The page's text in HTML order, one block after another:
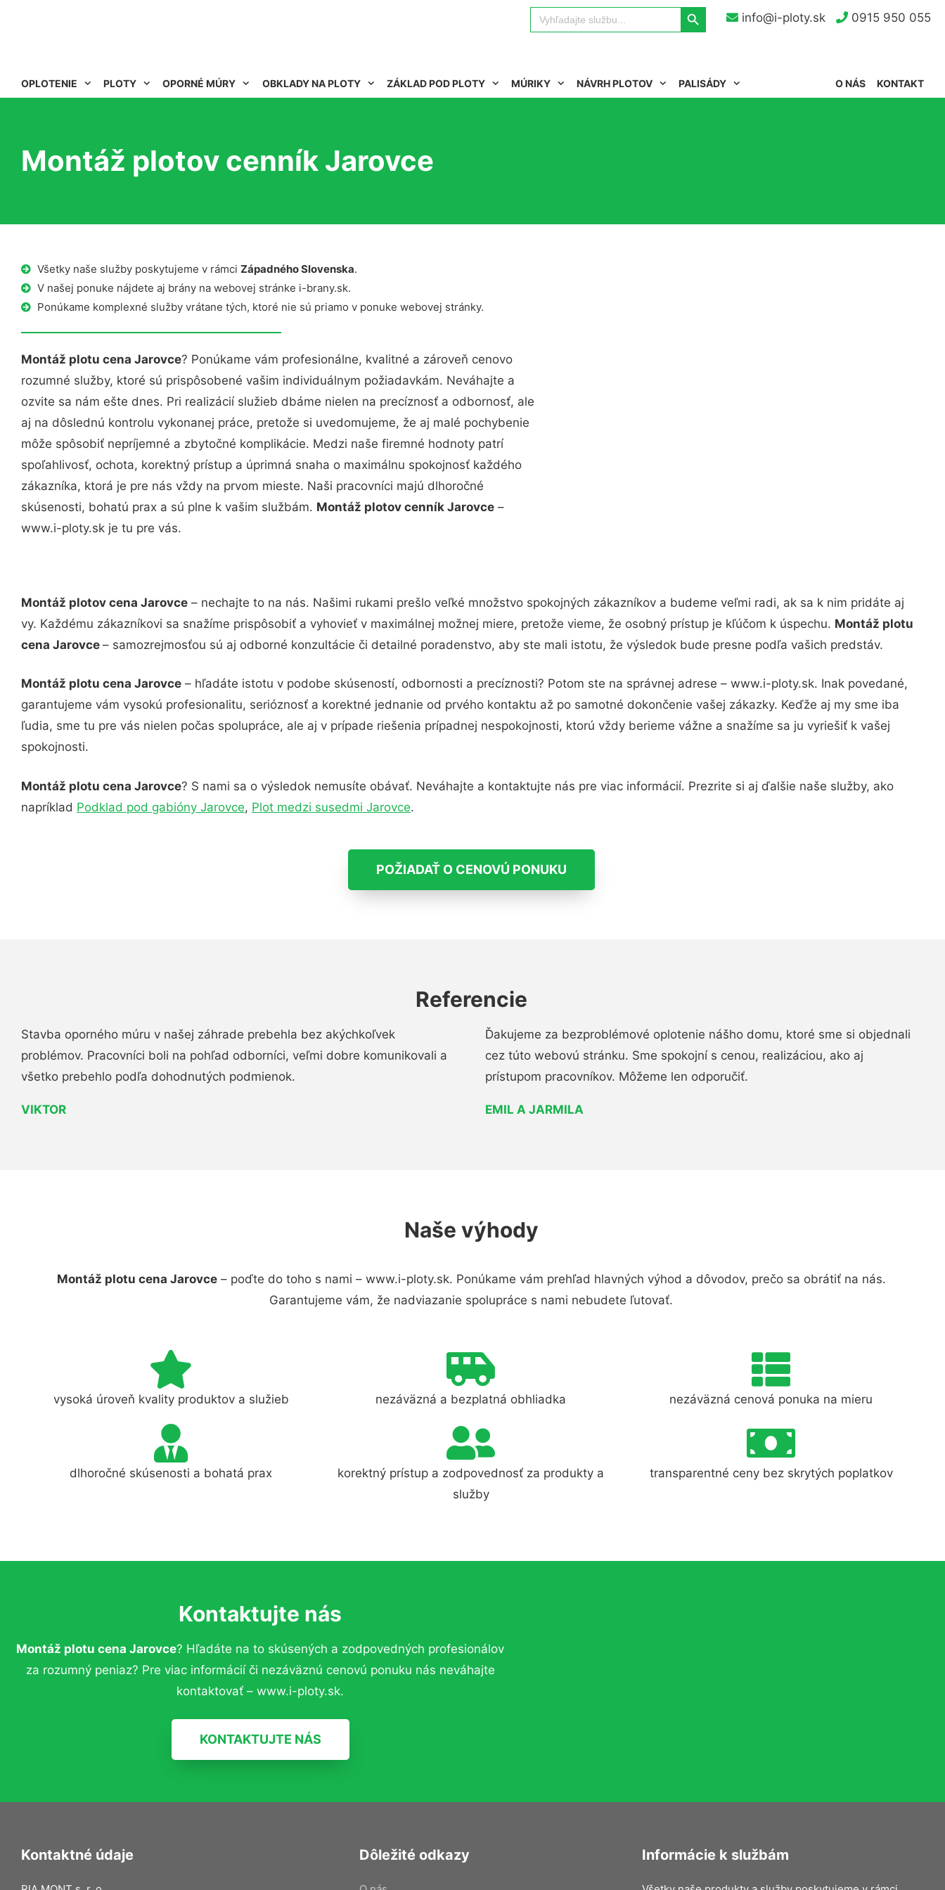
info@i-ploty.sk 0915 950 055
Search
for:
Search Button
OPLOTENIE PLOTY OPORNÉ MÚRY OBKLADY NA PLOTY ZÁKLAD POD PLOTY MÚRIKY NÁVRH PLOTOV PALISÁDY KONTAKT
O NÁS
Montáž plotov cenník Jarovce
Všetky naše služby poskytujeme v rámci Západného Slovenska.
V našej ponuke nájdete aj brány na webovej stránke i-brany.sk.
Ponúkame komplexné služby vrátane tých, ktoré nie sú priamo v ponuke webovej stránky.
Montáž plotu cena Jarovce? Ponúkame vám profesionálne, kvalitné a zároveň cenovo
rozumné služby, ktoré sú prispôsobené vašim individuálnym požiadavkám. Neváhajte a
ozvite sa nám ešte dnes. Pri realizácií služieb dbáme nielen na precíznosť a odbornosť, ale
aj na dôslednú kontrolu vykonanej práce, pretože si uvedomujeme, že aj malé pochybenie
môže spôsobiť nepríjemné a zbytočné komplikácie. Medzi naše firemné hodnoty patrí
spoľahlivosť, ochota, korektný prístup a úprimná snaha o maximálnu spokojnosť každého
zákazníka, ktorá je pre nás vždy na prvom mieste. Naši pracovníci majú dlhoročné
skúsenosti, bohatú prax a sú plne k vašim službám. Montáž plotov cenník Jarovce –
www.i-ploty.sk je tu pre vás.
Montáž plotov cena Jarovce – nechajte to na nás. Našimi rukami prešlo veľké množstvo spokojných zákazníkov a budeme veľmi radi, ak sa k nim pridáte aj
vy. Každému zákazníkovi sa snažíme prispôsobiť a vyhovieť v maximálnej možnej miere, pretože vieme, že osobný prístup je kľúčom k úspechu. Montáž plotu
cena Jarovce – samozrejmosťou sú aj odborné konzultácie či detailné poradenstvo, aby ste mali istotu, že výsledok bude presne podľa vašich predstáv.
Montáž plotu cena Jarovce – hľadáte istotu v podobe skúseností, odbornosti a precíznosti? Potom ste na správnej adrese – www.i-ploty.sk. Inak povedané,
garantujeme vám vysokú profesionalitu, serióznosť a korektné jednanie od prvého kontaktu až po samotné dokončenie vašej zákazky. Keďže aj my sme iba
ľudia, sme tu pre vás nielen počas spolupráce, ale aj v prípade riešenia prípadnej nespokojnosti, ktorú vždy berieme vážne a snažíme sa ju vyriešiť k vašej
spokojnosti.
Montáž plotu cena Jarovce? S nami sa o výsledok nemusíte obávať. Neváhajte a kontaktujte nás pre viac informácií. Prezrite si aj ďalšie naše služby, ako
napríklad Podklad pod gabióny Jarovce, Plot medzi susedmi Jarovce.
POŽIADAŤ O CENOVÚ PONUKU
Referencie
Stavba oporného múru v našej záhrade prebehla bez akýchkoľvek
problémov. Pracovníci boli na pohľad odborníci, veľmi dobre komunikovali a
všetko prebehlo podľa dohodnutých podmienok.
VIKTOR
Ďakujeme za bezproblémové oplotenie nášho domu, ktoré sme si objednali
cez túto webovú stránku. Sme spokojní s cenou, realizáciou, ako aj
prístupom pracovníkov. Môžeme len odporučiť.
EMIL A JARMILA
Naše výhody
Montáž plotu cena Jarovce– poďte do toho s nami – www.i-ploty.sk. Ponúkame vám prehľad hlavných výhod a dôvodov, prečo sa obrátiť na nás.
Garantujeme vám, že nadviazanie spolupráce s nami nebudete ľutovať.
vysoká úroveň kvality produktov a služieb nezáväzná a bezplatná obhliadka nezáväzná cenová ponuka na mieru
dlhoročné skúsenosti a bohatá prax
korektný prístup a zodpovednosť za produkty a
služby
transparentné ceny bez skrytých poplatkov
Kontaktujte nás
Montáž plotu cena Jarovce? Hľadáte na to skúsených a zodpovedných profesionálov
za rozumný peniaz? Pre viac informácií či nezáväznú cenovú ponuku nás neváhajte
kontaktovať – www.i-ploty.sk.
KONTAKTUJTE NÁS
Kontaktné údaje Dôležité odkazy Informácie k službám